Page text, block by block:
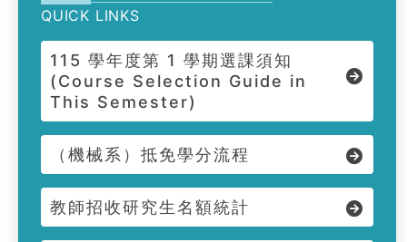
QUICK LINKS
115 學年度第 1 學期選課須知
(Course Selection Guide in
This Semester)
（機械系）抵免學分流程
教師招收研究生名額統計